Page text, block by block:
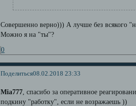
Совершенно верно))) А лучше без всякого
Можно я на "ты"?
0
Поделиться08.02.2018 23:33
Mia777 , спасибо за оперативное
подкину "работку", если не возражаешь ))